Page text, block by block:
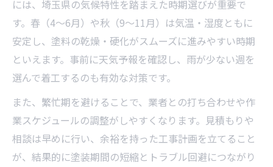
には、埼玉県の気候特性を踏まえた時期選びが重要で
す。春（4～6月）や秋（9～11月）は気温・湿度ともに
安定し、塗料の乾燥・硬化がスムーズに進みやすい時期
といえます。事前に天気予報を確認し、雨が少ない週を
選んで着工するのも有効な対策です。
また、繁忙期を避けることで、業者との打ち合わせや作
業スケジュールの調整がしやすくなります。見積もりや
相談は早めに行い、余裕を持った工事計画を立てること
が、結果的に塗装期間の短縮とトラブル回避につながり